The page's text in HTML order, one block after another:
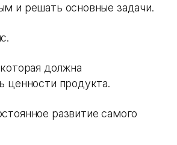
и решать основные задачи.
должна
ценности продукта.
развитие самого